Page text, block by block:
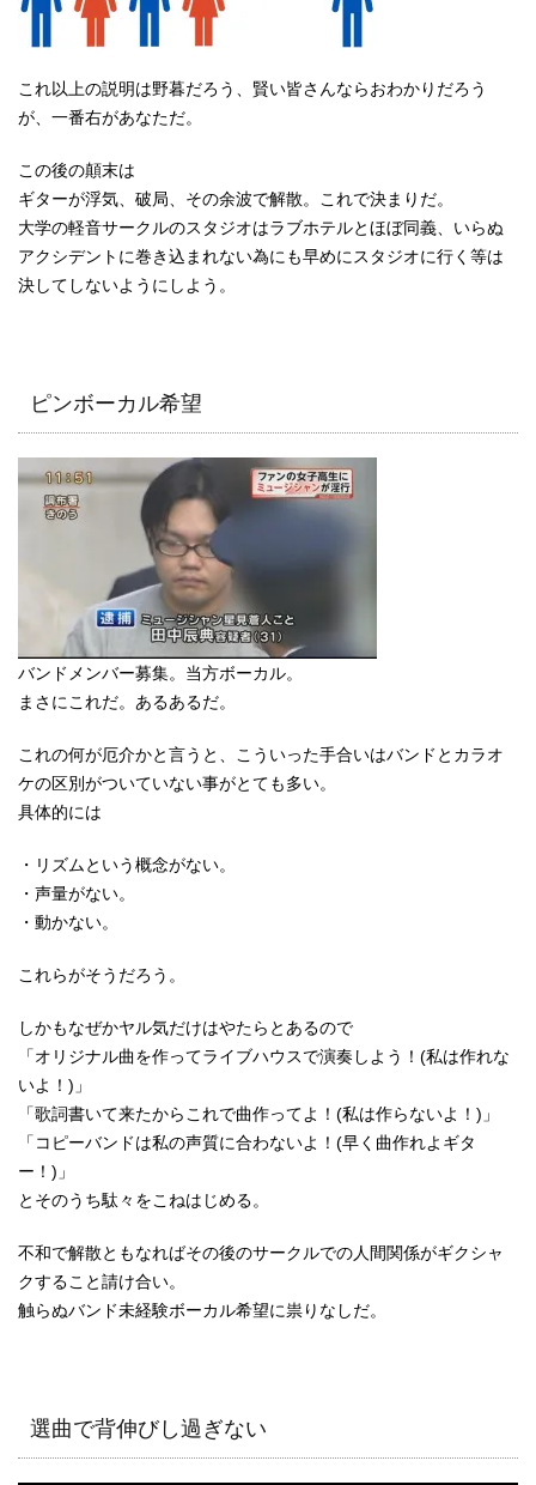
これ以上の説明は野暮だろう、賢い皆さんならおわかりだろう
が、一番右があなただ。
この後の顛末は
ギターが浮気、破局、その余波で解散。これで決まりだ。
大学の軽音サークルのスタジオはラブホテルとほぼ同義、いらぬ
アクシデントに巻き込まれない為にも早めにスタジオに行く等は
決してしないようにしよう。
ピンボーカル希望
バンドメンバー募集。当方ボーカル。
まさにこれだ。あるあるだ。
これの何が厄介かと言うと、こういった手合いはバンドとカラオ
ケの区別がついていない事がとても多い。
具体的には
・リズムという概念がない。
・声量がない。
・動かない。
これらがそうだろう。
しかもなぜかヤル気だけはやたらとあるので
「オリジナル曲を作ってライブハウスで演奏しよう！(私は作れな
いよ！)」
「歌詞書いて来たからこれで曲作ってよ！(私は作らないよ！)」
「コピーバンドは私の声質に合わないよ！(早く曲作れよギタ
ー！)」
とそのうち駄々をこねはじめる。
不和で解散ともなればその後のサークルでの人間関係がギクシャ
クすること請け合い。
触らぬバンド未経験ボーカル希望に祟りなしだ。
選曲で背伸びし過ぎない